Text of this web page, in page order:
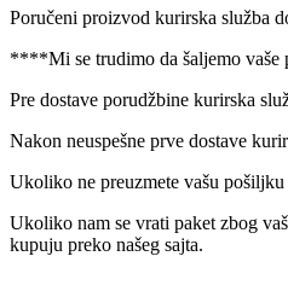
Poručeni proizvod kurirska služba
****Mi se trudimo da šaljemo vaše
Pre dostave porudžbine kurirska
Nakon neuspešne prve dostave
Ukoliko ne preuzmete vašu
Ukoliko nam se vrati paket zbog
kupuju preko našeg sajta.